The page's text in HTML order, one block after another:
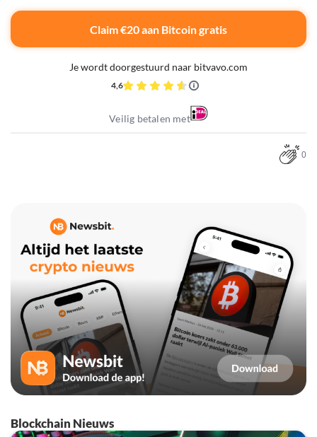
Claim €20 aan Bitcoin gratis
Je wordt doorgestuurd naar bitvavo.com
4,6
Veilig betalen met
0
Blockchain Nieuws